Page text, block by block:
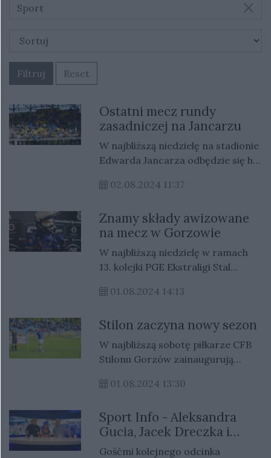
Sport
Filtruj Reset
Ostatni mecz rundy
zasadniczej na Jancarzu
W najbliższą niedzielę na stadionie
Edwarda Jancarza odbędzie się hit
Gorzów zmierzy się z Betard
domowym meczu rundy
zasadniczej. Gorzowianie,
zajmujący drugie miejsce w tabeli,
będą chcieli utrzymać pozycję i
zbliżyć się do lidera. Sparta, która
plasuje się tuż za nimi, z pewnością
zwycięstwo. Prezes Stali Gorzów
liczy na kolejny dobry występ
Oskara Palucha i przełamanie
Jakuba Miśkowiaka.
02.08.2024 11:37
Znamy składy awizowane
na mecz w Gorzowie
W najbliższą niedzielę w ramach
13. kolejki PGE Ekstraligi Stal
Wrocławia. Sztaby szkoleniowe
awizowane na niedzielne
spotkanie.
01.08.2024 14:13
Stilon zaczyna nowy sezon
W najbliższą sobotę piłkarze CFB
Stilonu Gorzów zainaugurują
Pierwszym rywalem niebiesko-
Legnica.
01.08.2024 13:30
Sport Info - Aleksandra
Gucia, Jacek Dreczka i
Jarosław Miłkowski
Gośćmi kolejnego odcinka